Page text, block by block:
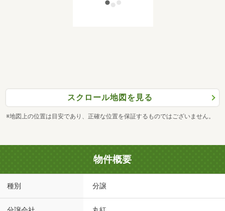
スクロール地図を見る
※地図上の位置は目安であり、正確な位置を保証するものではございません。
物件概要
種別 分譲